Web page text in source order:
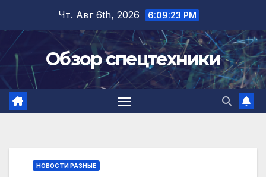
содержимому
Чт. Авг 6th, 2026 6:09:24 PM
Обзор спецтехники
НОВОСТИ РАЗНЫЕ